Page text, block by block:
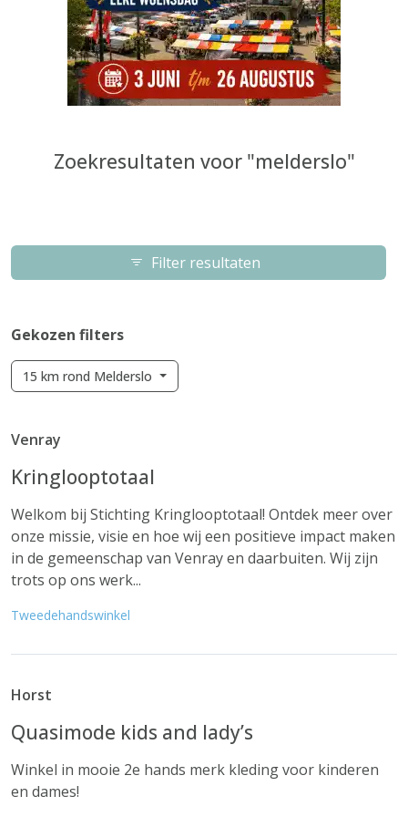
Zoekresultaten voor "melderslo"
Filter resultaten
Gekozen filters
15 km rond Melderslo
Venray
Kringlooptotaal
Welkom bij Stichting Kringlooptotaal! Ontdek meer over
onze missie, visie en hoe wij een positieve impact maken
in de gemeenschap van Venray en daarbuiten. Wij zijn
trots op ons werk...
Tweedehandswinkel
Horst
Quasimode kids and lady’s
Winkel in mooie 2e hands merk kleding voor kinderen
en dames!